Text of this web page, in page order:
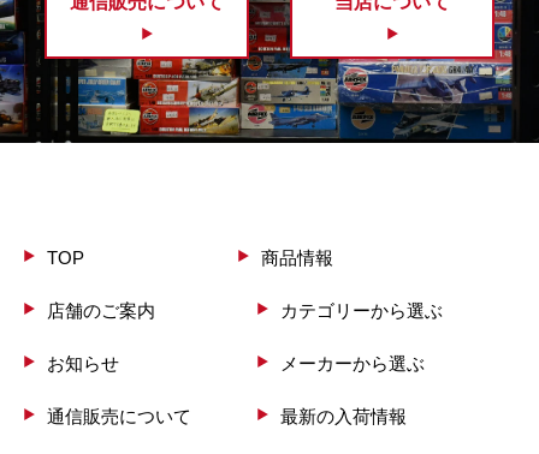
TOP
店舗のご案内
お知らせ
通信販売について
商品情報
カテゴリーから選ぶ
メーカーから選ぶ
最新の入荷情報